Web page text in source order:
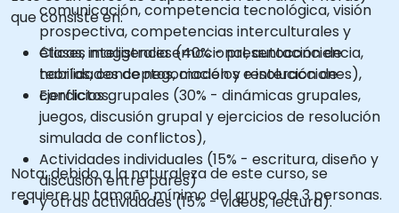
comunicación, competencia tecnológica, visión
prospectiva, competencias interculturales y
éticas, inteligencia emocional, autoconciencia,
habilidades de negociación y resolución de
conflictos.
que consiste en:
Clases magistrales (40% - presentación de
teorías, conceptos, modelos e interacciones),
Ejercicios grupales (30% - dinámicas grupales,
juegos, discusión grupal y ejercicios de resolución
simulada de conflictos),
Actividades individuales (15% - escritura, diseño y
discusión entre pares)
y otras actividades (15% - videos, lectura).
Nota: debido a la naturaleza de este curso, se
requiere un tamaño mínimo del grupo de 3 personas.